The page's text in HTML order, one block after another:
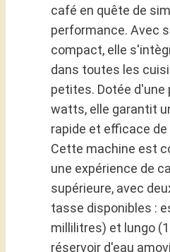
café en quête de
performance. Avec
compact, elle
dans toutes les
petites. Dotée d'une
watts, elle garantit
rapide et efficace
Cette machine est
une expérience de
supérieure, avec
tasse disponibles :
millilitres) et lungo
réservoir d'eau